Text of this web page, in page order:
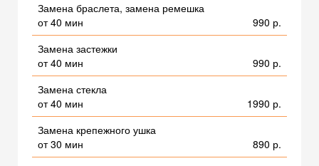
Замена браслета, замена ремешка
от 40 мин
990 р.
Замена застежки
от 40 мин
990 р.
Замена стекла
от 40 мин
1990 р.
Замена крепежного ушка
от 30 мин
890 р.